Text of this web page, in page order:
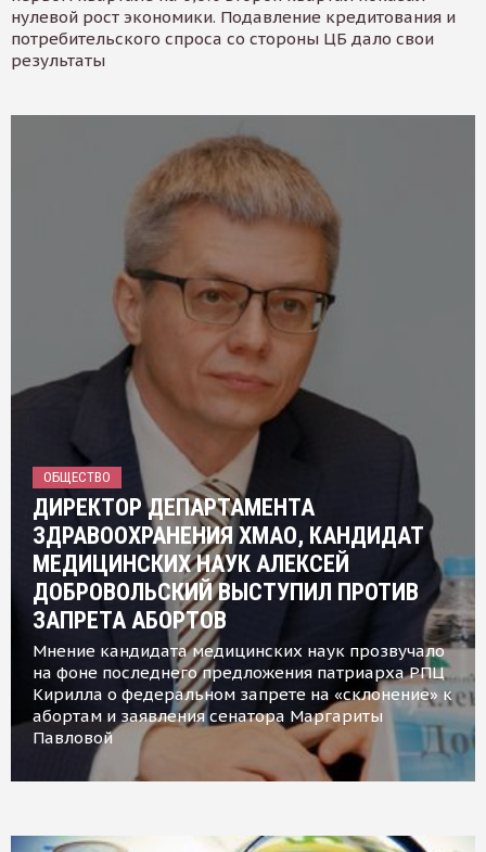
нулевой рост экономики. Подавление кредитования и
потребительского спроса со стороны ЦБ дало свои
результаты
ОБЩЕСТВО
ДИРЕКТОР ДЕПАРТАМЕНТА
ЗДРАВООХРАНЕНИЯ ХМАО, КАНДИДАТ
МЕДИЦИНСКИХ НАУК АЛЕКСЕЙ
ДОБРОВОЛЬСКИЙ ВЫСТУПИЛ ПРОТИВ
ЗАПРЕТА АБОРТОВ
Мнение кандидата медицинских наук прозвучало
на фоне последнего предложения патриарха РПЦ
Кирилла о федеральном запрете на «склонение» к
абортам и заявления сенатора Маргариты
Павловой